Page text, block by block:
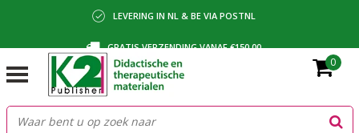
LEVERING IN NL & BE VIA POSTNL
GRATIS VERZENDING VANAF €150,00
BETALING VIA IDEAL, BANCONTACT OF FACTUUR
0